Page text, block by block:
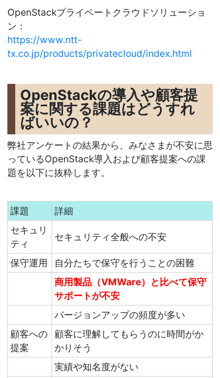
OpenStackプライベートクラウドソリューショ
ン：
https://www.ntt-
tx.co.jp/products/privatecloud/index.html
OpenStackの導入や顧客提
案に関する課題はどうすれ
ばいいの？
弊社アンケートの結果から、みなさまが不安に思
っているOpenStack導入および顧客提案への課
題を以下に抜粋します。
課題
詳細
セキュリ
ティ
セキュリティ全般への不安
保守運用
自分たちで保守を行うことの困難
商用製品（VMWare）と比べて保守
サポートが不安
バージョンアップの頻度が多い
顧客への
提案
顧客に理解してもらうのに時間がか
かりそう
実績や知名度がない